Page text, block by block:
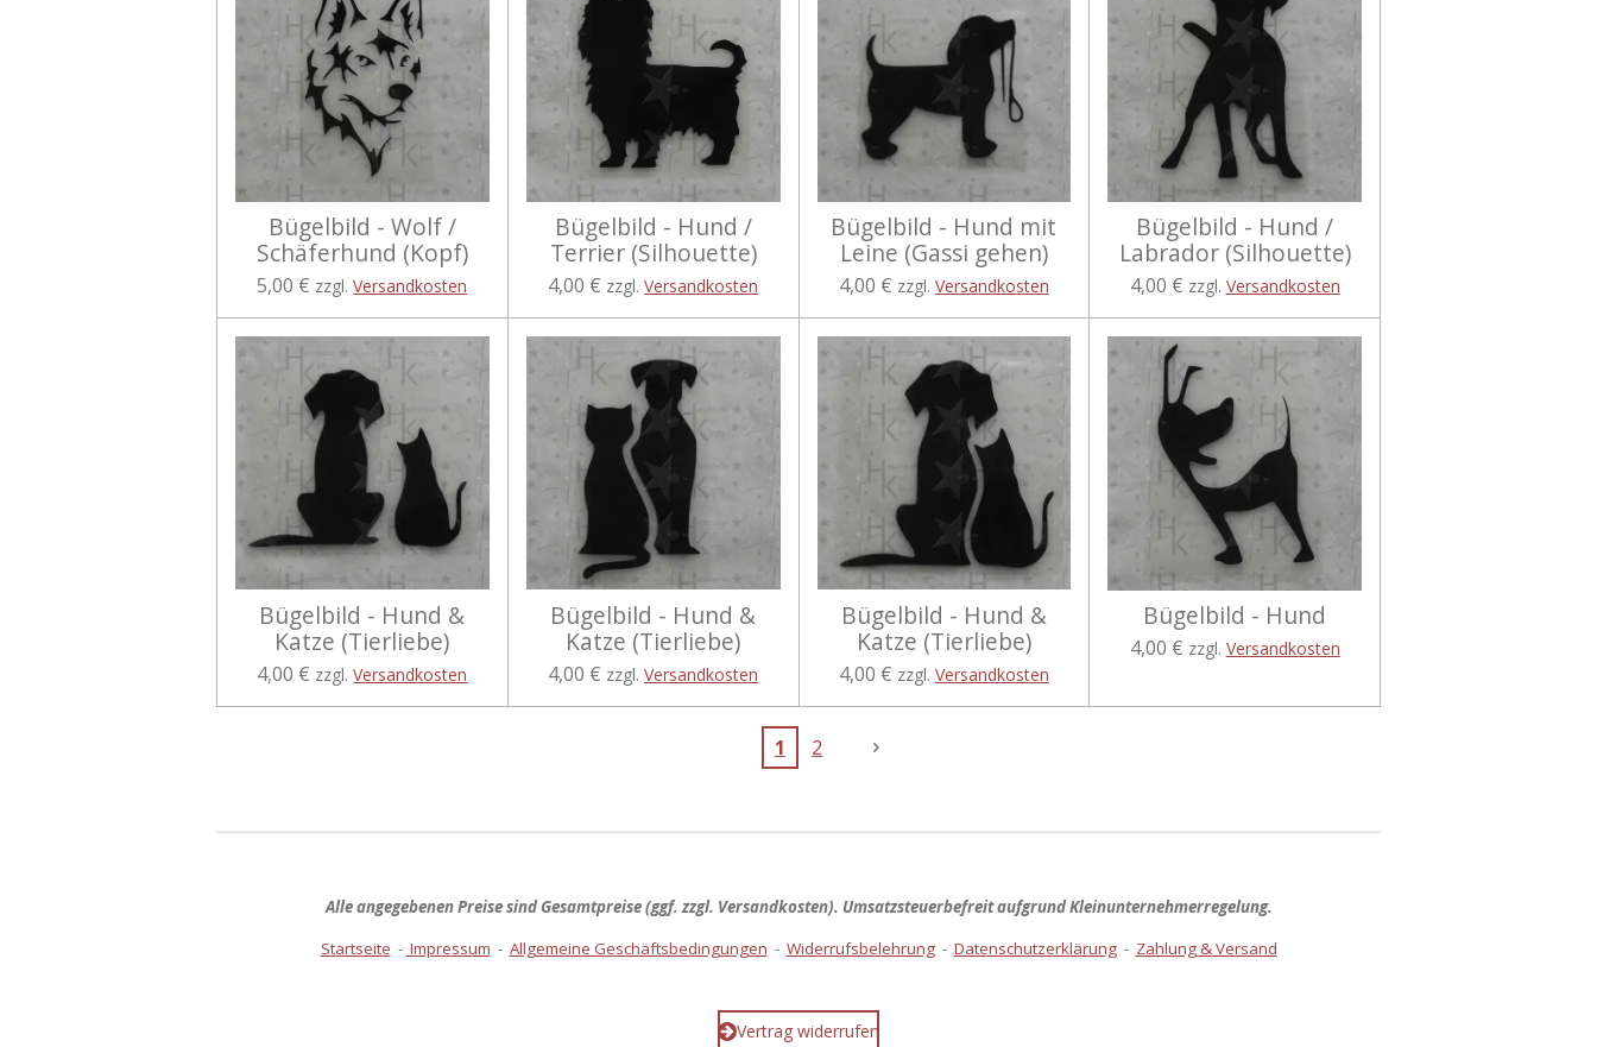
Bügelbild - Wolf /
Schäferhund (Kopf)
5,00 € zzgl.Versandkosten
Bügelbild - Hund /
Terrier (Silhouette)
4,00 € zzgl.Versandkosten
Bügelbild - Hund mit
Leine (Gassi gehen)
4,00 € zzgl. Versandkosten
Bügelbild - Hund /
Labrador (Silhouette)
4,00 € zzgl. Versandkosten
Bügelbild - Hund &
Katze (Tierliebe)
4,00 € zzgl.Versandkosten
Bügelbild - Hund &
Katze (Tierliebe)
4,00 € zzgl.Versandkosten
Bügelbild - Hund &
Katze (Tierliebe)
4,00 € zzgl. Versandkosten
Bügelbild - Hund
4,00 € zzgl. Versandkosten
1 2
Alle angegebenen Preise sindGesamtpreise(ggf. zzgl. Versandkosten). Umsatzsteuerbefreit aufgrund Kleinunternehmerregelung.
Startseite - Impressum - Allgemeine Geschäftsbedingungen - Widerrufsbelehrung- Datenschutzerklärung- Zahlung & Versand
Vertrag widerrufen